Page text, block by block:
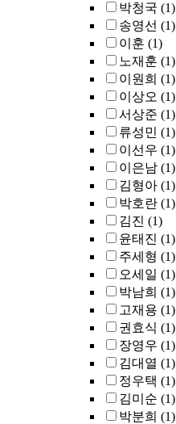
박청국 (1)
송영선 (1)
이훈 (1)
노재훈 (1)
이원희 (1)
이상오 (1)
서상준 (1)
류성민 (1)
이선우 (1)
이은남 (1)
김형아 (1)
박호란 (1)
김진 (1)
윤태진 (1)
주세형 (1)
오세일 (1)
박남희 (1)
고재용 (1)
권효식 (1)
장영우 (1)
김대열 (1)
정우택 (1)
김미순 (1)
박분희 (1)